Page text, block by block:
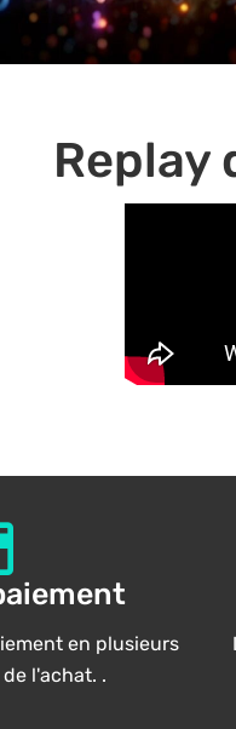
Replay
en plusieurs
l'achat. .